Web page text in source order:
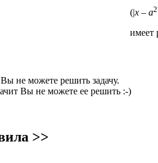
(|x – a2
имеет
не можете решить задачу.
Вы не можете ее решить :-)
>>